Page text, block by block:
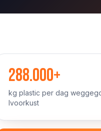
288.000+
kg plastic per dag
Ivoorkust